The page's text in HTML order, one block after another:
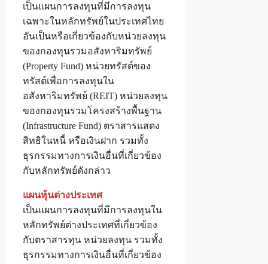
เป็นแผนการลงทุนที่มีการลงทุน
เฉพาะในหลักทรัพย์ในประเทศไทย
อันเป็นหรือเกี่ยวข้องกับหน่วยลงทุน
ของกองทุนรวมอสังหาริมทรัพย์
(Property Fund) หน่วยทรัสต์ของ
ทรัสต์เพื่อการลงทุนใน
อสังหาริมทรัพย์ (REIT) หน่วยลงทุน
ของกองทุนรวมโครงสร้างพื้นฐาน
(Infrastructure Fund) ตราสารแสดง
สิทธิในหนี้ หรือเงินฝาก รวมทั้ง
ธุรกรรมทางการเงินอื่นที่เกี่ยวข้อง
กับหลักทรัพย์ดังกล่าว
แผนหุ้นต่างประเทศ
เป็นแผนการลงทุนที่มีการลงทุนใน
หลักทรัพย์ต่างประเทศที่เกี่ยวข้อง
กับตราสารทุน หน่วยลงทุน รวมทั้ง
ธุรกรรมทางการเงินอื่นที่เกี่ยวข้อง